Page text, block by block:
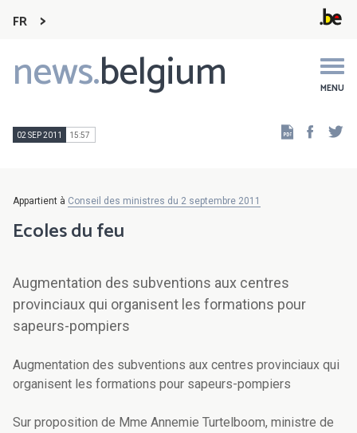
FR
news.belgium MENU
Main
navigation
02 SEP 2011 15:57
Appartient à Conseil des ministres du 2 septembre 2011
Ecoles du feu
Augmentation des subventions aux centres
provinciaux qui organisent les formations pour
sapeurs-pompiers
Augmentation des subventions aux centres provinciaux qui
organisent les formations pour sapeurs-pompiers
Sur proposition de Mme Annemie Turtelboom, ministre de